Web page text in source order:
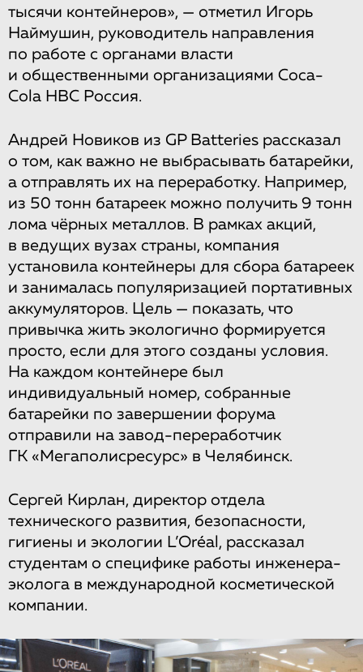
тысячи контейнеров», — отметил Игорь
Наймушин, руководитель направления
по работе с органами власти
и общественными организациями Coca-
Cola HBC Россия.
Андрей Новиков из GP Batteries рассказал
о том, как важно не выбрасывать батарейки,
а отправлять их на переработку. Например,
из 50 тонн батареек можно получить 9 тонн
лома чёрных металлов. В рамках акций,
в ведущих вузах страны, компания
установила контейнеры для сбора батареек
и занималась популяризацией портативных
аккумуляторов. Цель — показать, что
привычка жить экологично формируется
просто, если для этого созданы условия.
На каждом контейнере был
индивидуальный номер, собранные
батарейки по завершении форума
отправили на завод-переработчик
ГК «Мегаполисресурс» в Челябинск.
Сергей Кирлан, директор отдела
технического развития, безопасности,
гигиены и экологии L’Oréal, рассказал
студентам о специфике работы инженера-
эколога в международной косметической
компании.